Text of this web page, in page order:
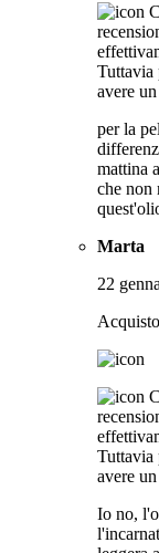
Tuttavia
avere
per la
mattina
che non
Marta
22
Tuttavia
avere
Io no,